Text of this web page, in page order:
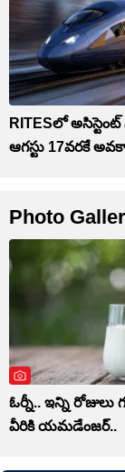
RITESలో
ఆగస్టు 17వరకే
Photo
ఓర్నీ.. ఇన్ని
వీరికి యమడేంజర్..